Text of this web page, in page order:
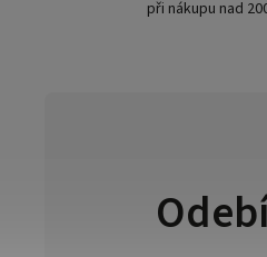
při nákupu nad